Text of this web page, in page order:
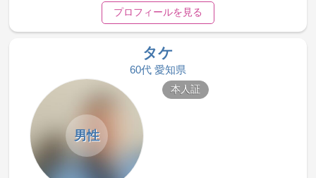
プロフィールを見る
タケ
60代 愛知県
男性
本人証